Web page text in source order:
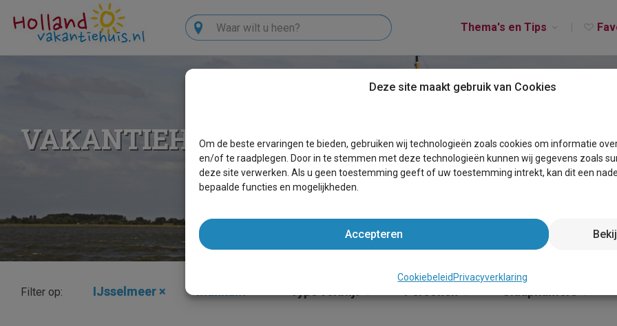
Thema's en Tips
Zoeken
VAKANTIEHUIZEN MAKKUM
Filter op: IJsselmeer×
Deze site maakt gebruik van Cookies
Om de beste ervaringen te bieden, gebruiken wij technologieën zoals cookies om informatie
en/of te raadplegen. Door in te stemmen met deze technologieën kunnen wij gegevens zoals
deze site verwerken. Als u geen toestemming geeft of uw toestemming intrekt, kan dit een
bepaalde functies en mogelijkheden.
Accepteren
Cookiebeleid Privacyverklaring